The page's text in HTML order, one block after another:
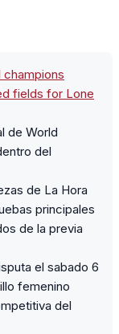
fields for Lone
de World
del
de La Hora
principales
de la previa
el sabado 6
femenino
del